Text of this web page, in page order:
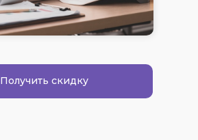
Получить скидку